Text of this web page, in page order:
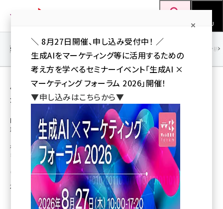
ン
MENU
seo (3546)
ai (2830)
youtube (2455)
note (2330)
セミナー (2328)
z世代 (1635)
SEO アクセス解析／データ分析
用語「被害」 が使われている記事の一覧
全 4 記事中 1 ～ 4 を表示中
IPA、ウェブサイトにおける脆弱性検査ツール3
種の比較レポートを公開
被害防止のため、ウェブサイトの安全性を検査する手法を紹介したレポート
を公開
岩佐 義人（Web担 編集部）
2013年12月13日 16:30
＼ 8月27日開催、申し込み受付中！ ／
生成AIをマーケティング等に活用するための
考え方を学べるセミナーイベント「生成AI ×
マーケティング フォーラム 2026」開催！
▼申し込みはこちらから▼